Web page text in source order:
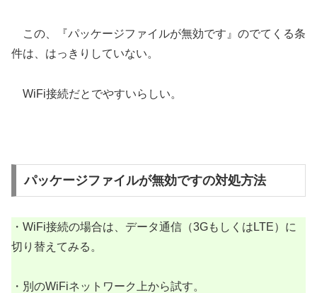
この、『パッケージファイルが無効です』のでてくる条
件は、はっきりしていない。
WiFi接続だとでやすいらしい。
パッケージファイルが無効ですの対処方法
・WiFi接続の場合は、データ通信（3GもしくはLTE）に
切り替えてみる。
・別のWiFiネットワーク上から試す。